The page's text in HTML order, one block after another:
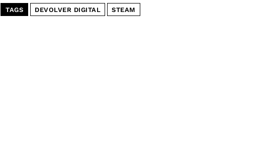
TAGS DEVOLVER DIGITAL STEAM